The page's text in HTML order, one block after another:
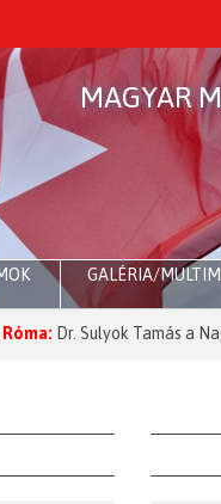
MAGYAR
GALÉRIA/
Dr. Sulyok Tamás a